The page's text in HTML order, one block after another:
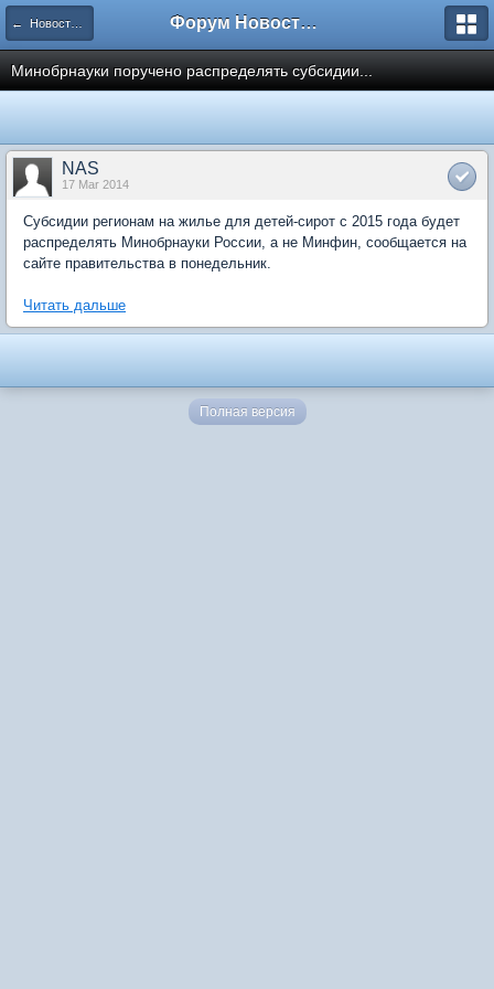
← Новости рынка недвижимости Форум Новостройки
Минобрнауки поручено распределять субсидии...
NAS
17 Mar 2014
Субсидии регионам на жилье для детей-сирот с 2015 года будет
распределять Минобрнауки России, а не Минфин, сообщается на
сайте правительства в понедельник.
Читать дальше
Полная версия